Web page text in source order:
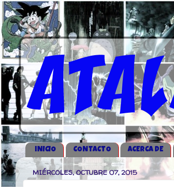
iNICIO CONTACTO ACERCA DE
MIÉRCOLES, OCTUBRE 07, 2015